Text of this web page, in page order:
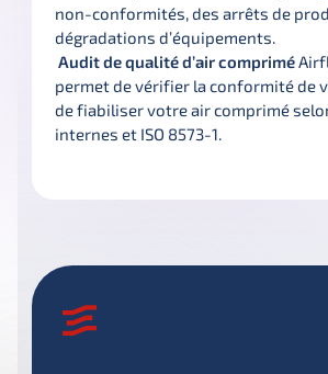
non-conformités, des arrêts de
dégradations d’équipements.
Audit de qualité d’air comprimé
permet de vérifier la conformité de
de fiabiliser votre air comprimé
internes et ISO 8573-1.